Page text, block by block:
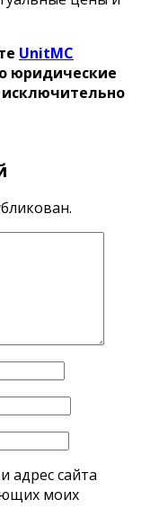
UnitMC
юридические
исключительно
адрес сайта
моих